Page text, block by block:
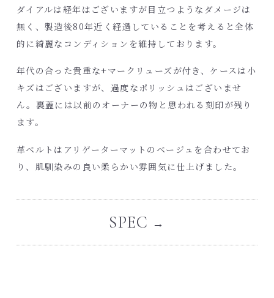
ダイアルは経年はございますが目立つようなダメージは
無く、製造後80年近く経過していることを考えると全体
的に綺麗なコンディションを維持しております。
年代の合った貴重な+マークリューズが付き、ケースは小
キズはございますが、過度なポリッシュはございませ
ん。裏蓋には以前のオーナーの物と思われる刻印が残り
ます。
革ベルトはアリゲーターマットのベージュを合わせてお
り、肌馴染みの良い柔らかい雰囲気に仕上げました。
SPEC